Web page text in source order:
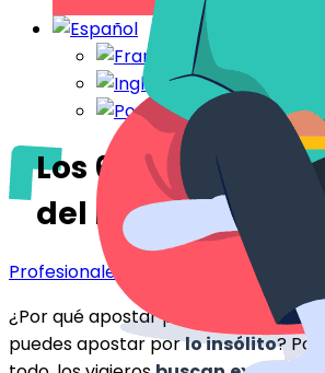
Los 6 hoteles más
del mundo
Profesionales
¿Por qué apostar por
la
puedes apostar porlo insólito?